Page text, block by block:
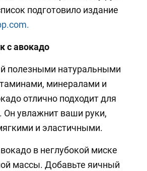
подготовило издание
с авокадо
полезными натуральными
минералами и
отлично подходит для
увлажнит ваши руки,
и эластичными.
в неглубокой миске
массы. Добавьте яичный